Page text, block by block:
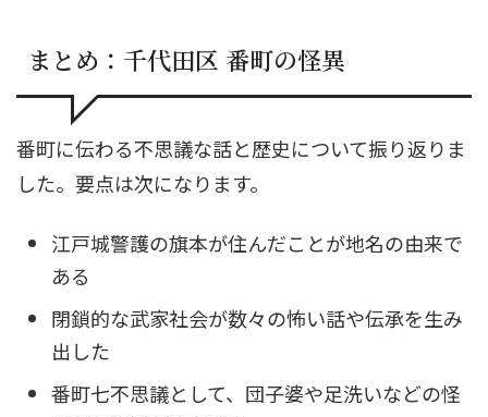
まとめ：千代田区 番町の怪異
番町に伝わる不思議な話と歴史について振り返りま
した。要点は次になります。
江戸城警護の旗本が住んだことが地名の由来で
ある
閉鎖的な武家社会が数々の怖い話や伝承を生み
出した
番町七不思議として、団子婆や足洗いなどの怪